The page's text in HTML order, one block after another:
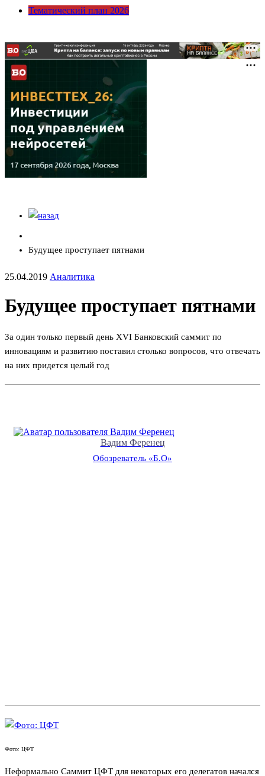
Тематический план 2026
Будущее проступает пятнами
25.04.2019 Аналитика
Будущее проступает пятнами
За один только первый день XVI Банковский саммит по
инновациям и развитию поставил столько вопросов, что отвечать
на них придется целый год
Вадим Ференец
Обозреватель «Б.О»
Фото: ЦФТ
Неформально Саммит ЦФТ для некоторых его делегатов начался